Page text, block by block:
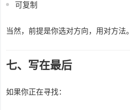
可复制
当然，前提是你选对方向，用对方法。
七、写在最后
如果你正在寻找：